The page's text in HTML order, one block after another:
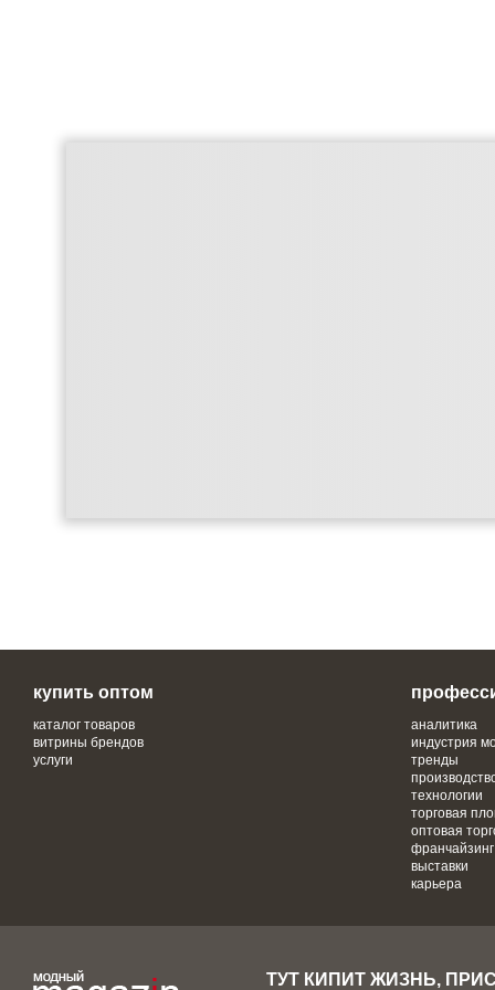
купить оптом
каталог товаров
витрины брендов
услуги
аналитика
индустрия
тренды
технологии
торговая
оптовая
франчайзинг
выставки
карьера
ТУТ КИПИТ ЖИЗНЬ,